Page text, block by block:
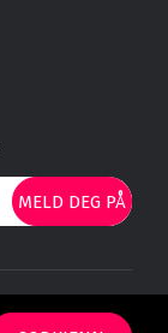
MELD DEG PÅ